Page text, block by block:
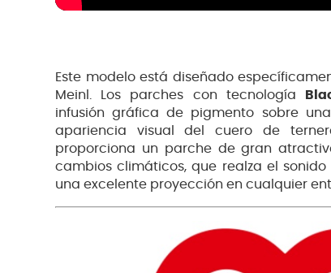
Este modelo está diseñado
Meinl. Los parches con tecnología
infusión gráfica de pigmento sobre
apariencia visual del cuero de
proporciona un parche de gran
cambios climáticos, que realza el
una excelente proyección en cualquier